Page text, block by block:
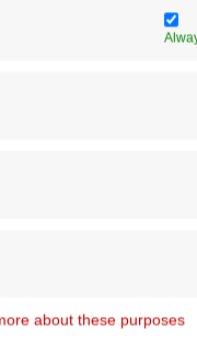
about these purposes